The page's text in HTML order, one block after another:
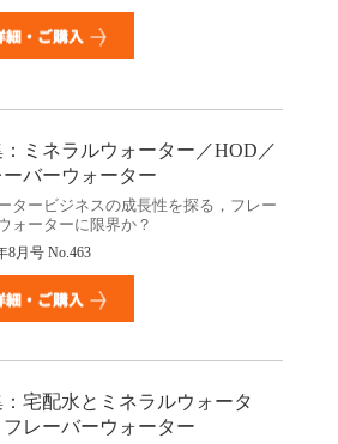
ミネラルウォーター／HOD ／
ーバーウォーター
タービジネスの成長性を探る，フレー
ォーターに限界か？
8月号No.463
宅配水とミネラルウォータ
フレーバーウォーター